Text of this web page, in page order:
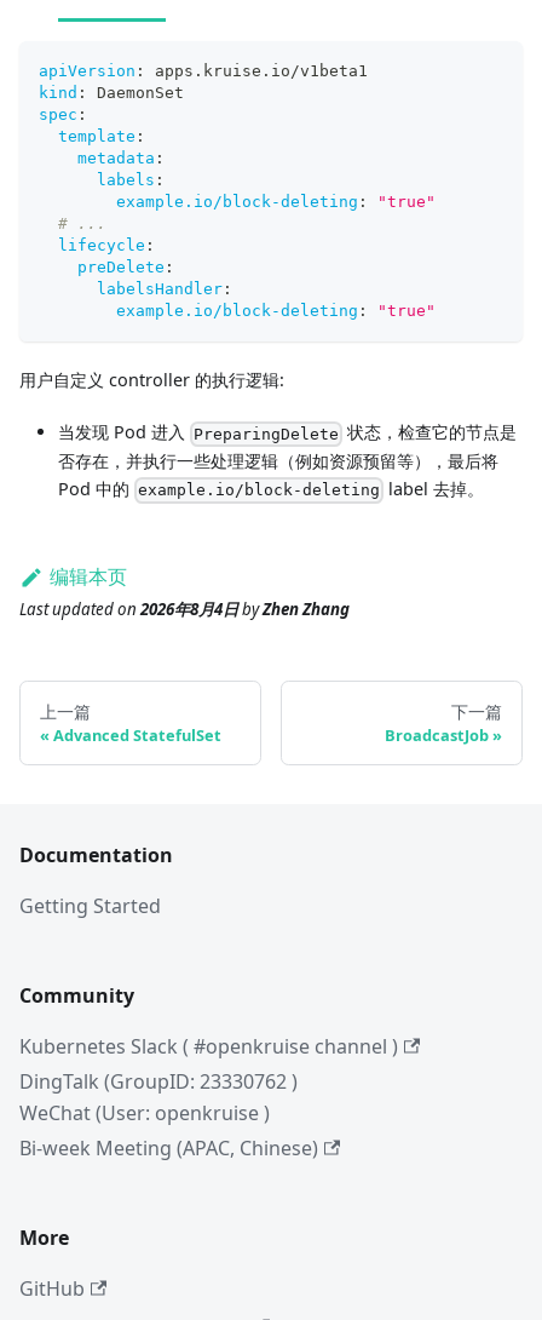
apiVersion :
apps.kruise.io/v1beta1
kind :
DaemonSet
spec :
template :
metadata :
labels :
example.io/block-deleting :
"true"
# ...
lifecycle :
preDelete :
labelsHandler :
example.io/block-deleting : "true"
用户自定义 controller 的执行逻辑:
当发现 Pod 进入 PreparingDelete 状态，检查它的节点是
否存在，并执行一些处理逻辑（例如资源预留等），最后将
Pod 中的 example.io/block-deleting label 去掉。
编辑本页
Last updatedon2026年8月4日byZhen Zhang
上一篇
Advanced StatefulSet
下一篇
BroadcastJob
Documentation
Getting Started
Community
Kubernetes Slack ( #openkruise channel )
DingTalk (GroupID: 23330762 )
WeChat (User: openkruise )
Bi-week Meeting (APAC, Chinese)
More
GitHub